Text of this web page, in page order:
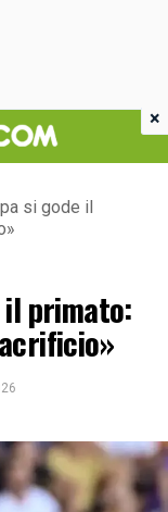
si gode il
il primato:
×